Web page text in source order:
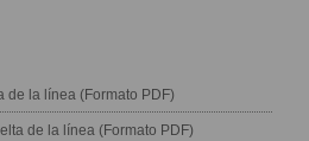
de la línea (Formato PDF)
de la línea (Formato PDF)